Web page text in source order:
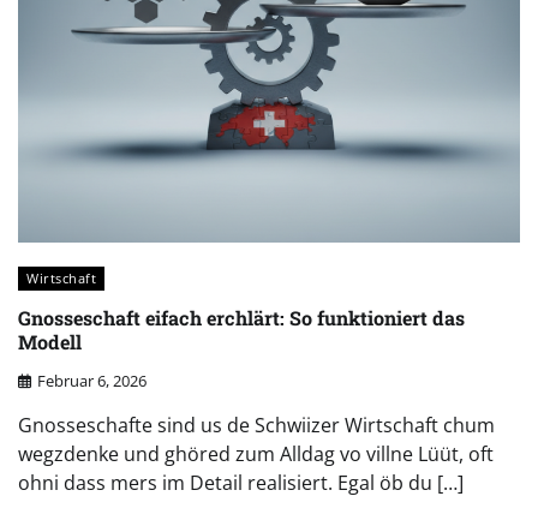
Wirtschaft
Gnosseschaft eifach erchlärt: So funktioniert das
Modell
Februar 6, 2026
Gnosseschafte sind us de Schwiizer Wirtschaft chum
wegzdenke und ghöred zum Alldag vo villne Lüüt, oft
ohni dass mers im Detail realisiert. Egal öb du […]